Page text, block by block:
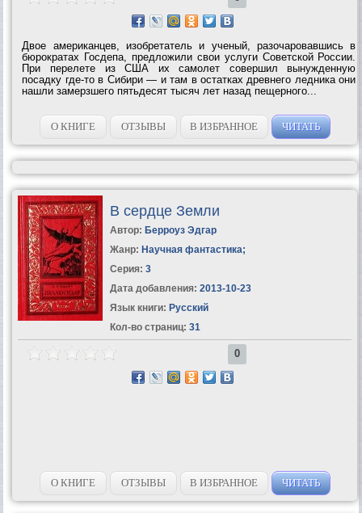
Двое американцев, изобретатель и ученый, разочаровавшись в
бюрократах Госдепа, предложили свои услуги Советской России.
При перелете из США их самолет совершил вынужденную
посадку где-то в Сибири — и там в остатках древнего ледника они
нашли замерзшего пятьдесят тысяч лет назад пещерного...
О КНИГЕ ОТЗЫВЫ В ИЗБРАННОЕ ЧИТАТЬ
В сердце Земли
Автор: Берроуз Эдгар
Жанр: Научная фантастика;
Серия: 3
Дата добавления: 2013-10-23
Язык книги: Русский
Кол-во страниц: 31
0
О КНИГЕ ОТЗЫВЫ В ИЗБРАННОЕ ЧИТАТЬ